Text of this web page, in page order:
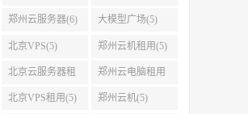
郑州云服务器(6) 大模型广场(5)
北京VPS(5) 郑州云机租用(5)
北京云服务器租
用(5)
郑州云电脑租用
(5)
北京VPS租用(5) 郑州云机(5)